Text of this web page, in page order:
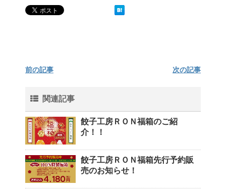
前の記事 次の記事
関連記事
餃子工房ＲＯＮ福箱のご紹
介！！
餃子工房ＲＯＮ福箱先行予約販
売のお知らせ！